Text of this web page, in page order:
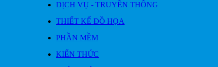
DỊCH VỤ - TRUYỀN THÔNG
THIẾT KẾ ĐỒ HỌA
PHẦN MỀM
KIẾN THỨC